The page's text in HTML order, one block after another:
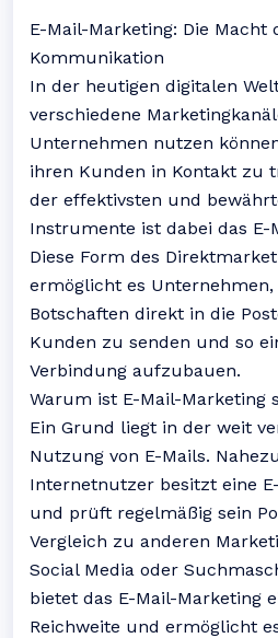
E-Mail-Marketing: Die Macht
Kommunikation
In der heutigen digitalen
verschiedene
Unternehmen nutzen
ihren Kunden in Kontakt zu
der effektivsten und
Instrumente ist dabei das E-
Diese Form des
ermöglicht es Unternehmen,
Botschaften direkt in die
Kunden zu senden und so
Verbindung aufzubauen.
Warum ist E-Mail-Marketing
Ein Grund liegt in der weit
Nutzung von E-Mails.
Internetnutzer besitzt eine
und prüft regelmäßig sein
Vergleich zu anderen
Social Media oder
bietet das E-Mail-Marketing
Reichweite und ermöglicht